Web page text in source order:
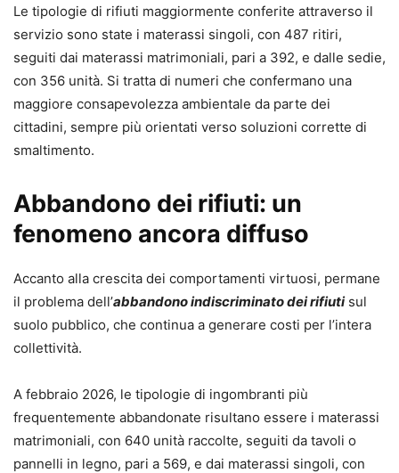
Le tipologie di rifiuti maggiormente conferite attraverso il
servizio sono state i materassi singoli, con 487 ritiri,
seguiti dai materassi matrimoniali, pari a 392, e dalle sedie,
con 356 unità. Si tratta di numeri che confermano una
maggiore consapevolezza ambientale da parte dei
cittadini, sempre più orientati verso soluzioni corrette di
smaltimento.
Abbandono dei rifiuti: un
fenomeno ancora diffuso
Accanto alla crescita dei comportamenti virtuosi, permane
il problema dell’abbandono indiscriminato dei rifiutisul
suolo pubblico, che continua a generare costi per l’intera
collettività.
A febbraio 2026, le tipologie di ingombranti più
frequentemente abbandonate risultano essere i materassi
matrimoniali, con 640 unità raccolte, seguiti da tavoli o
pannelli in legno, pari a 569, e dai materassi singoli, con